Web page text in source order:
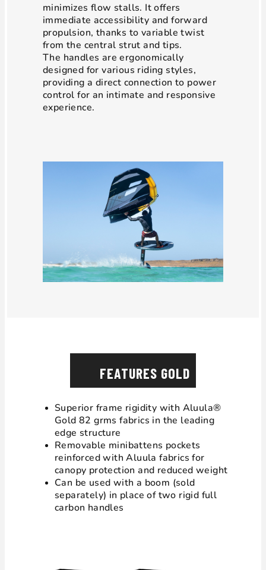
minimizes flow stalls. It offers
immediate accessibility and forward
propulsion, thanks to variable twist
from the central strut and tips.
The handles are ergonomically
designed for various riding styles,
providing a direct connection to power
control for an intimate and responsive
experience.
FEATURES GOLD
Superior frame rigidity with Aluula®
Gold 82 grms fabrics in the leading
edge structure
Removable minibattens pockets
reinforced with Aluula fabrics for
canopy protection and reduced weight
Can be used with a boom (sold
separately) in place of two rigid full
carbon handles